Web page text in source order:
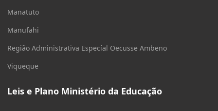
Manatuto
Manufahi
Região Administrativa Especíal Oecusse Ambeno
Viqueque
Leis e Plano Ministério da Educação